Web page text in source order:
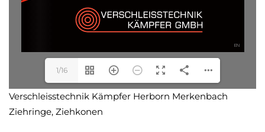
1/16
Verschleisstechnik Kämpfer Herborn Merkenbach
Ziehringe, Ziehkonen